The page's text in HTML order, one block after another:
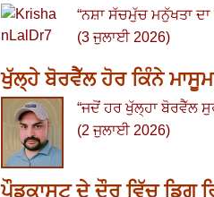
“ਨਸ਼ਾ ਸੱਚਮੁੱਚ ਮਨੁੱਖਤਾ
(3 ਜੁਲਾਈ 2026)
ਖੁੱਲ੍ਹੇ ਬੋਰਵੈੱਲ ਹੋਰ ਕਿੰਨੇ
“ਜਦੋਂ ਹਰ ਖੁੱਲ੍ਹਾ ਬੋਰਵੈੱਲ
(2 ਜੁਲਾਈ 2026)
ਪੌਡਕਾਸਟ ਦੇ ਦੌਰ ਵਿੱਚ ਡਿਗ